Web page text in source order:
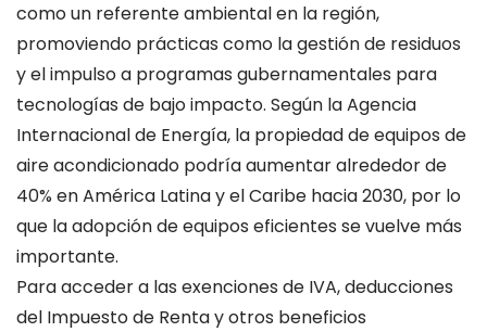
como un referente ambiental en la región,
promoviendo prácticas como la gestión de residuos
y el impulso a programas gubernamentales para
tecnologías de bajo impacto. Según la Agencia
Internacional de Energía, la propiedad de equipos de
aire acondicionado podría aumentar alrededor de
40% en América Latina y el Caribe hacia 2030, por lo
que la adopción de equipos eficientes se vuelve más
importante.
Para acceder a las exenciones de IVA, deducciones
del Impuesto de Renta y otros beneficios